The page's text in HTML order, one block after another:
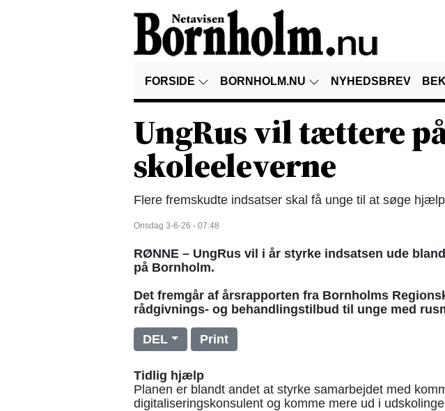
FORSIDE BORNHOLM.NU NYHEDSBREV
UngRus vil tættere
skoleeleverne
Flere fremskudte indsatser skal få unge til at søge
Onsdag 3-6-26 - 07:48
RØNNE – UngRus vil i år styrke indsatsen ude
på Bornholm.
Det fremgår af årsrapporten fra Bornholms
rådgivnings- og behandlingstilbud til unge med
DEL Print
Tidlig hjælp
Planen er blandt andet at styrke samarbejdet med
digitaliseringskonsulent og komme mere ud i